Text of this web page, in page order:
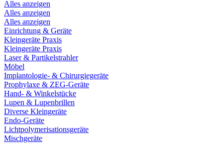
Alles anzeigen
Alles anzeigen
Alles anzeigen
Einrichtung & Geräte
Kleingeräte Praxis
Kleingeräte Praxis
Laser & Partikelstrahler
Möbel
Implantologie- & Chirurgiegeräte
Prophylaxe & ZEG-Geräte
Hand- & Winkelstücke
Lupen & Lupenbrillen
Diverse Kleingeräte
Endo-Geräte
Lichtpolymerisationsgeräte
Mischgeräte